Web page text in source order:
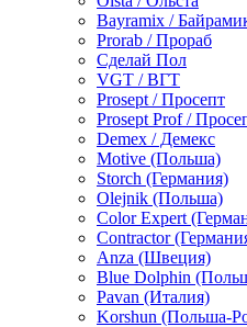
для
под
Герметик
акриловые
силиконовые
силиконовые
шовные для
для кровли
для каминов
Декоративные
краски для
мокрый шелк
песок
декоративная
Bayramix /
Prorab / Прораб
Сделай Пол
VGT / ВГТ
Prosept / Просепт
Prosept Prof /
Demex / Демекс
Motive (Польша)
Storch (Германия)
Olejnik (Польша)
Color Expert
Contractor
Anza (Швеция)
Blue Dolphin
Pavan (Италия)
Korshun (Польша-